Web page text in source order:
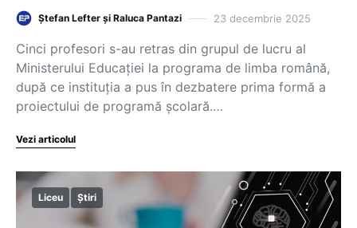
Ștefan Lefter și Raluca Pantazi 23 decembrie 2025
Cinci profesori s-au retras din grupul de lucru al
Ministerului Educației la programa de limba română,
după ce instituția a pus în dezbatere prima formă a
proiectului de programă școlară.…
Vezi articolul
Liceu Știri